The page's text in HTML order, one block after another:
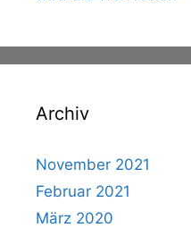
Archiv
November 2021
Februar 2021
März 2020